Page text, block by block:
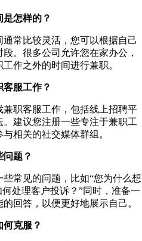
怎样的？
常比较灵活，您可以根据自己
。很多公司允许您在家办公，
作之外的时间进行兼职。
服工作？
职客服工作，包括线上招聘平
建议您注册一些专注于兼职工
相关的社交媒体群组。
问题？
常见的问题，比如“您为什么想
处理客户投诉？”同时，准备一
回答，以便更好地展示自己。
何克服？